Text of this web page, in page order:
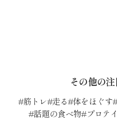
その他の
筋トレ 走る 体をほぐす
話題の食べ物 プロテ